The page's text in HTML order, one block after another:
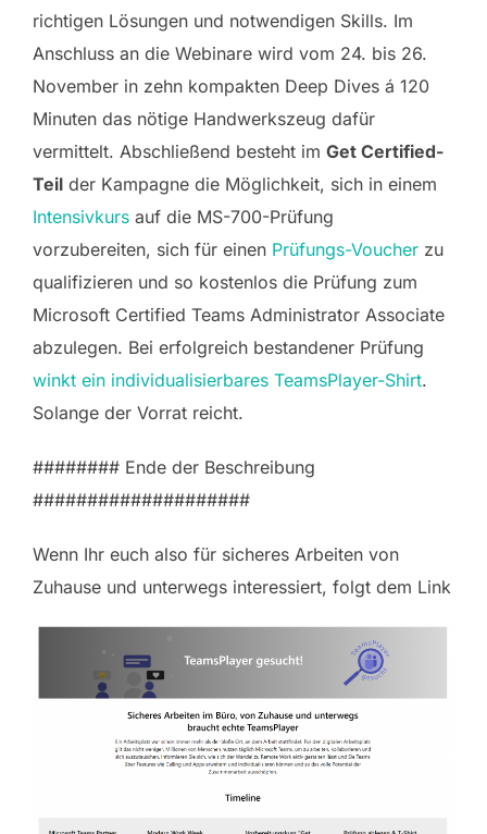
richtigen Lösungen und notwendigen Skills. Im
Anschluss an die Webinare wird vom 24. bis 26.
November in zehn kompakten Deep Dives á 120
Minuten das nötige Handwerkszeug dafür
vermittelt. Abschließend besteht im Get Certified-
Teil der Kampagne die Möglichkeit, sich in einem
Intensivkurs auf die MS-700-Prüfung
vorzubereiten, sich für einen Prüfungs-Voucher zu
qualifizieren und so kostenlos die Prüfung zum
Microsoft Certified Teams Administrator Associate
abzulegen. Bei erfolgreich bestandener Prüfung
winkt ein individualisierbares TeamsPlayer-Shirt.
Solange der Vorrat reicht.
######## Ende der Beschreibung
####################
Wenn Ihr euch also für sicheres Arbeiten von
Zuhause und unterwegs interessiert, folgt dem Link